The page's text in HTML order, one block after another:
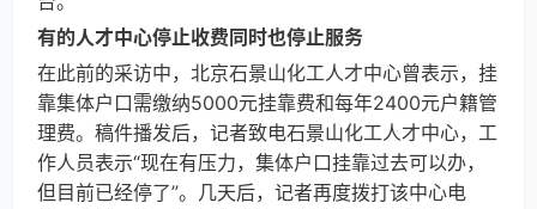
有的人才中心停止收费同时也停止服务
在此前的采访中，北京石景山化工人才中心曾表示，挂
靠集体户口需缴纳5000元挂靠费和每年2400元户籍管
理费。稿件播发后，记者致电石景山化工人才中心，工
作人员表示“现在有压力，集体户口挂靠过去可以办，
但目前已经停了”。几天后，记者再度拨打该中心电